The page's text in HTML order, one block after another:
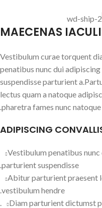
MAECENAS
Vestibulum curae torquent
penatibus nunc dui
suspendisse parturient
lectus quam a natoque
pharetra fames nunc natoque
ADIPISCING
Vestibulum penatibus
parturient suspendisse.
Abitur parturient praesent
vestibulum hendre.
Diam parturient dictumst